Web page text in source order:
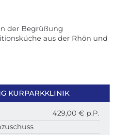
der Begrüßung
aus der Rhön und
KURPARKKLINIK
429,00 € p.P.